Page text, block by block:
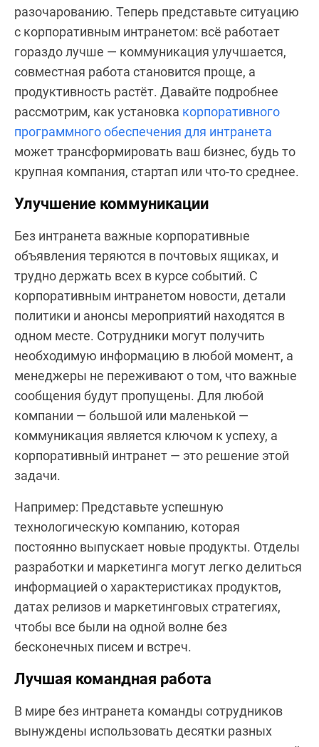
разочарованию. Теперь представьте ситуацию
с корпоративным интранетом: всё работает
гораздо лучше — коммуникация улучшается,
совместная работа становится проще, а
продуктивность растёт. Давайте подробнее
рассмотрим, как установка корпоративного
программного обеспечения для интранета
может трансформировать ваш бизнес, будь то
крупная компания, стартап или что-то среднее.
Улучшение коммуникации
Без интранета важные корпоративные
объявления теряются в почтовых ящиках, и
трудно держать всех в курсе событий. С
корпоративным интранетом новости, детали
политики и анонсы мероприятий находятся в
одном месте. Сотрудники могут получить
необходимую информацию в любой момент, а
менеджеры не переживают о том, что важные
сообщения будут пропущены. Для любой
компании — большой или маленькой —
коммуникация является ключом к успеху, а
корпоративный интранет — это решение этой
задачи.
Например: Представьте успешную
технологическую компанию, которая
постоянно выпускает новые продукты. Отделы
разработки и маркетинга могут легко делиться
информацией о характеристиках продуктов,
датах релизов и маркетинговых стратегиях,
чтобы все были на одной волне без
бесконечных писем и встреч.
Лучшая командная работа
В мире без интранета команды сотрудников
вынуждены использовать десятки разных